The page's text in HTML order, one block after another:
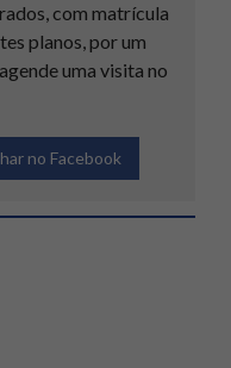
com matrícula
planos, por um
uma visita no
no Facebook